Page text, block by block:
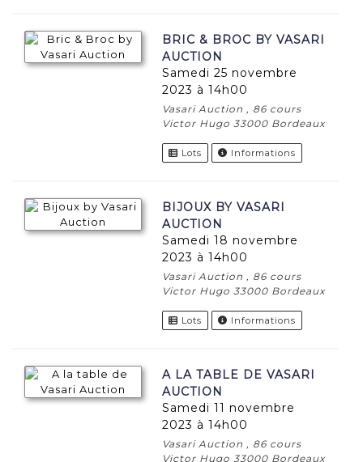
BRIC & BROC BY VASARI
AUCTION
samedi 25 novembre
2023 à 14h00
Vasari Auction , 86 cours
Victor Hugo 33000 Bordeaux
Lots Informations
BIJOUX BY VASARI
AUCTION
samedi 18 novembre
2023 à 14h00
Vasari Auction , 86 cours
Victor Hugo 33000 Bordeaux
Lots Informations
A LA TABLE DE VASARI
AUCTION
samedi 11 novembre
2023 à 14h00
Vasari Auction , 86 cours
Victor Hugo 33000 Bordeaux